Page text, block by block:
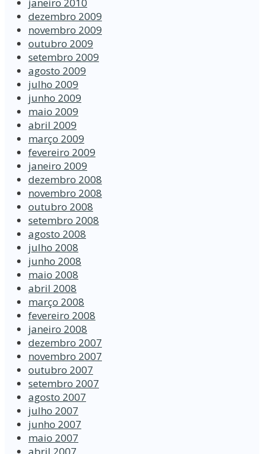
dezembro 2009
novembro 2009
outubro 2009
setembro 2009
agosto 2009
julho 2009
junho 2009
maio 2009
abril 2009
março 2009
fevereiro 2009
janeiro 2009
dezembro 2008
novembro 2008
outubro 2008
setembro 2008
agosto 2008
julho 2008
junho 2008
maio 2008
abril 2008
março 2008
fevereiro 2008
janeiro 2008
dezembro 2007
novembro 2007
outubro 2007
setembro 2007
agosto 2007
julho 2007
junho 2007
maio 2007